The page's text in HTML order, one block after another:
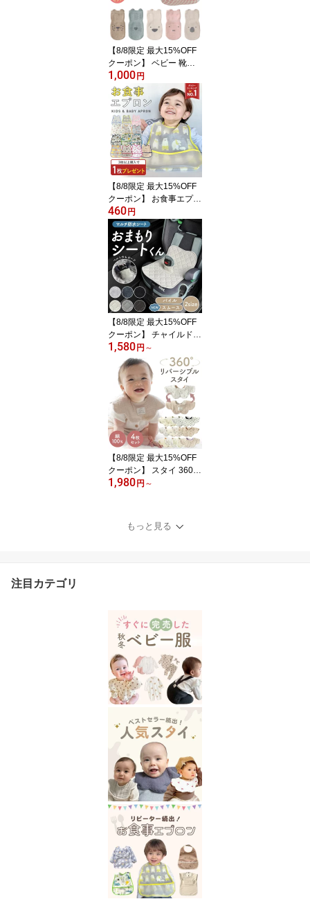
ーゼ 春夏用 タオル 6重ガ
ーゼ 薄手 子供 3ヶ月 ベ
ビー服 男の子 女の子
【8/8限定 最大15%OFF
クーポン】 ベビー 靴下
ベビー靴下 滑り止め ベ
ビーソックス 9-12 海外
長め 白 セット 女の子 春
夏 同じ セレモニー 脱げ
にくい ソックス 3足 福袋
3足セット 綿 コットン ア
ニマル 動物 くつ下 男の
子 転倒防止 キッズ靴下
1,000円
【8/8限定 最大15%OFF
クーポン】 お食事エプロ
ン 保育園 食事エプロン
離乳食 エプロン 食事用
エプロン お食事スタイ
防水 袖なし ベビー 赤ち
ゃん ビブ 半袖 スモック
入園準備 幼稚園 ポケッ
ト付き 女の子 男の子 食
べこぼし 子供 おしゃれ
かわいい
460円
【8/8限定 最大15%OFF
クーポン】 チャイルドシ
ート 防水シート 夏用 冷
感 新生児 メッシュ 穴な
し 送風 防水 汚れ防止 カ
バー 防水シーツ 防水マ
ット 防水シー シーツ 防
水シートライナー トイレ
トレーニング ベビーカー
ジュニアシート トイトレ
1,580円 ～
【8/8限定 最大15%OFF
クーポン】 スタイ 360
男の子 ベビースタイ 女
産祝い お宮参り よだれ
かけ 無地 度 360度 360°
1,980円 ～
もっと見る
注目カテゴリ